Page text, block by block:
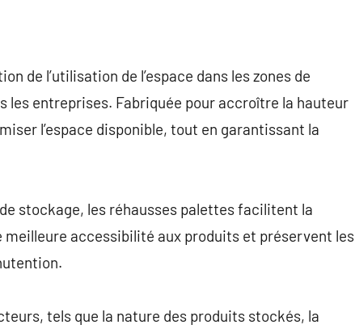
de l’utilisation de l’espace dans les zones de
les entreprises. Fabriquée pour accroître la hauteur
l’espace disponible, tout en garantissant la
stockage, les réhausses palettes facilitent la
accessibilité aux produits et préservent les
tels que la nature des produits stockés, la